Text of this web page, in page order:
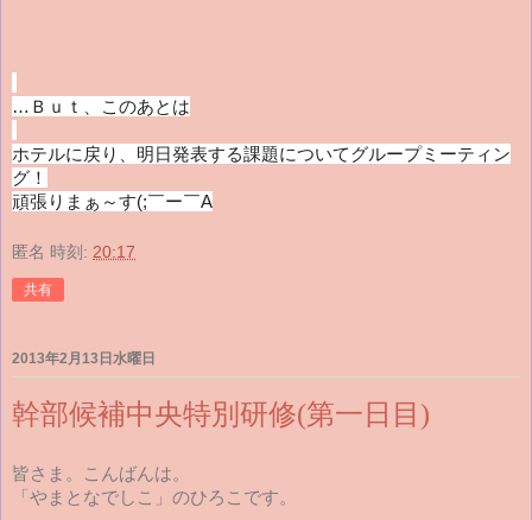
…Ｂｕｔ、このあとは
ホテルに戻り、明日発表する課題についてグループミーティン
グ！
頑張りまぁ～す(;￣ー￣A
匿名 時刻: 20:17
共有
2013年2月13日水曜日
幹部候補中央特別研修(第一日目)
皆さま。こんばんは。
「やまとなでしこ」のひろこです。